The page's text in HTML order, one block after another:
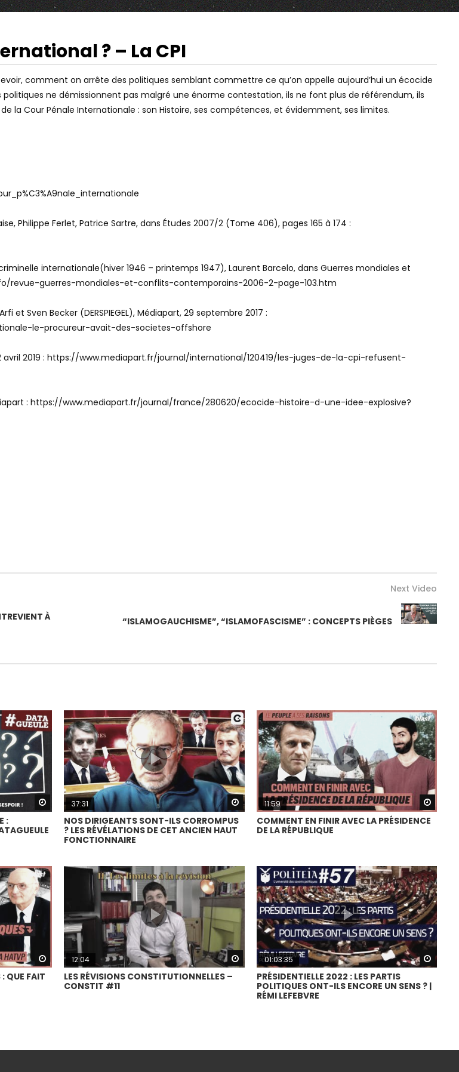
Watch Later
:
37:31
NOS DIRIGEANTS SONT-ILS
CORROMPUS ? LES RÉVÉLATIONS DE
CET ANCIEN HAUT FONCTIONNAIRE
COMMENT EN FINIR AVEC LA
PRÉSIDENCE DE LA RÉPUBLIQUE
L. NUÑEZ, C. SAINTE,
AUDITION #5 DE LA
D’INFORMATION
JUDICIAIRE
? – La CPI
comment on arrête des politiques semblant commettre ce qu’on appelle aujourd’hui un écocide
ne démissionnent pas malgré une énorme contestation, ils ne font plus de référendum, ils
la Cour Pénale Internationale : son Histoire, ses compétences, et évidemment, ses limites.
Philippe Ferlet, Patrice Sartre, dans Études 2007/2 (Tome 406), pages 165 à 174 :
internationale(hiver 1946 – printemps 1947), Laurent Barcelo, dans Guerres mondiales et
revue-guerres-mondiales-et-conflits-contemporains-2006-2-page-103.htm
Sven Becker (DERSPIEGEL), Médiapart, 29 septembre 2017 :
le-procureur-avait-des-societes-offshore
avril 2019 : https://www.mediapart.fr/journal/international/120419/les-juges-de-la-cpi-refusent-
: https://www.mediapart.fr/journal/france/280620/ecocide-histoire-d-une-idee-explosive?
À
Next Video
“ISLAMOGAUCHISME”, “ISLAMOFASCISME” : CONCEPTS PIÈGES
Watch Later
:
Watch Later
37:31
NOS DIRIGEANTS SONT-ILS CORROMPUS
? LES RÉVÉLATIONS DE CET ANCIEN HAUT
FONCTIONNAIRE
11:59
COMMENT EN FINIR AVEC LA PRÉSIDENCE
DE LA RÉPUBLIQUE
Watch Later
QUE FAIT
Watch Later
12:04
LES RÉVISIONS CONSTITUTIONNELLES –
CONSTIT #11
01:03:35
PRÉSIDENTIELLE 2022 : LES PARTIS
POLITIQUES ONT-ILS ENCORE UN SENS ? |
RÉMI LEFEBVRE